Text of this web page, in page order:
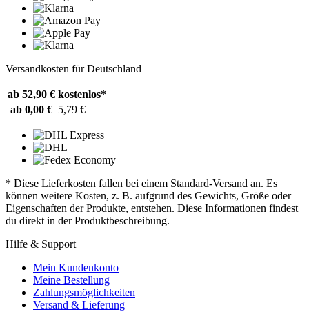
Versandkosten für Deutschland
ab 52,90 € kostenlos*
ab 0,00 € 5,79 €
* Diese Lieferkosten fallen bei einem Standard-Versand an. Es
können weitere Kosten, z. B. aufgrund des Gewichts, Größe oder
Eigenschaften der Produkte, entstehen. Diese Informationen findest
du direkt in der Produktbeschreibung.
Hilfe & Support
Mein Kundenkonto
Meine Bestellung
Zahlungsmöglichkeiten
Versand & Lieferung